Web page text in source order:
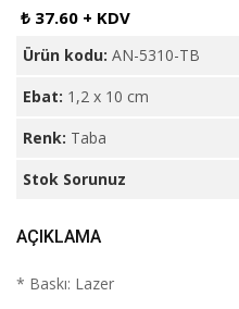
₺ 37.60 + KDV
Ürün kodu: AN-5310-TB
Ebat: 1,2 x 10 cm
Renk: Taba
Stok Sorunuz
AÇIKLAMA
* Baskı: Lazer